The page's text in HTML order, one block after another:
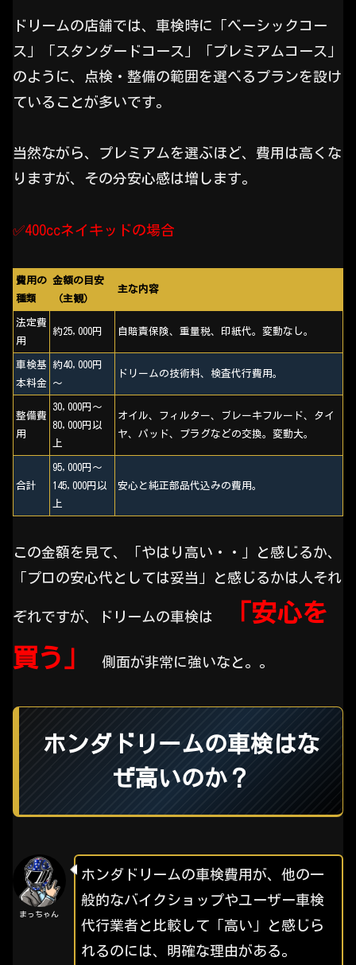
ドリームの店舗では、車検時に「ベーシックコー
ス」「スタンダードコース」「プレミアムコース」
のように、点検・整備の範囲を選べるプランを設け
ていることが多いです。
当然ながら、プレミアムを選ぶほど、費用は高くな
りますが、その分安心感は増します。
✅️400ccネイキッドの場合
費用の
種類
金額の目安
（主観）
主な内容
法定費
用
約25,000円 自賠責保険、重量税、印紙代。変動なし。
車検基
本料金
約40,000円
～
ドリームの技術料、検査代行費用。
整備費
用
30,000円～
80,000円以
上
オイル、フィルター、ブレーキフルード、タイ
ヤ、パッド、プラグなどの交換。変動大。
合計
95,000円～
145,000円以
上
安心と純正部品代込みの費用。
この金額を見て、「やはり高い・・」と感じるか、
「プロの安心代としては妥当」と感じるかは人それ
ぞれですが、ドリームの車検は
「安心を
買う」
側面が非常に強いなと。。
ホンダドリームの車検はな
ぜ高いのか？
まっちゃん
ホンダドリームの車検費用が、他の一
般的なバイクショップやユーザー車検
代行業者と比較して「高い」と感じら
れるのには、明確な理由がある。